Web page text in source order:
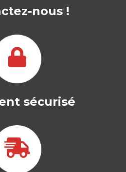
nous !
sécurisé